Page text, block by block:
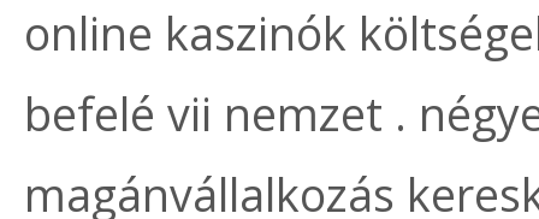
online kaszinók
befelé vii nemzet .
magánvállalkozás